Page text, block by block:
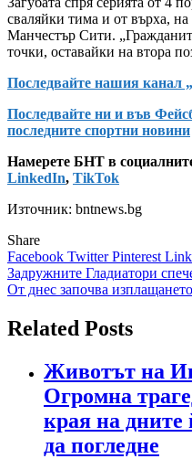
сваляйки тима и от върха,
Манчестър Сити.
точки, оставайки на втора
Последвайте нашия
Последвайте ни и във
последните спортни новини
Намерете БНТ в
LinkedIn, TikTok
Източник: bntnews.bg
Share
Facebook TwitterPinterest
Навигация
Задружните Гладиатори
От днес започва
Related Posts
Животът на
Огромна
края на
да погледне